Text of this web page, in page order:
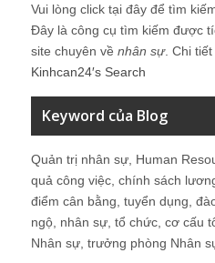
Vui lòng click tại đây để tìm
Đây là công cụ tìm kiếm được
site chuyên về nhân sự. Chi
Kinhcan24′s Search
Keyword của Blog
Quản trị nhân sự, Human
quả công việc, chính sách
điểm cân bằng, tuyển dụng,
ngộ, nhân sự, tổ chức, cơ cấu
Nhân sự, trưởng phòng Nhân